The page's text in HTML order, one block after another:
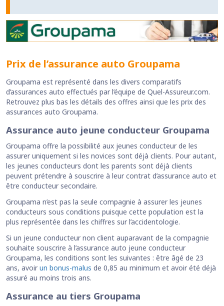
Prix de l’assurance auto Groupama
Groupama est représenté dans les divers comparatifs
d’assurances auto effectués par l’équipe de Quel-Assureur.com.
Retrouvez plus bas les détails des offres ainsi que les prix des
assurances auto Groupama.
Assurance auto jeune conducteur Groupama
Groupama offre la possibilité aux jeunes conducteur de les
assurer uniquement si les novices sont déjà clients. Pour autant,
les jeunes conducteurs dont les parents sont déjà clients
peuvent prétendre à souscrire à leur contrat d’assurance auto et
être conducteur secondaire.
Groupama n’est pas la seule compagnie à assurer les jeunes
conducteurs sous conditions puisque cette population est la
plus représentée dans les chiffres sur l’accidentologie.
Si un jeune conducteur non client auparavant de la compagnie
souhaite souscrire à l’assurance auto jeune conducteur
Groupama, les conditions sont les suivantes : être âgé de 23
ans, avoir un bonus-malus de 0,85 au minimum et avoir été déjà
assuré au moins trois ans.
Assurance au tiers Groupama